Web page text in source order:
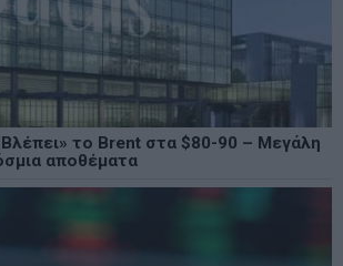
το Brent στα $80-90 – Μεγάλη
αποθέματα